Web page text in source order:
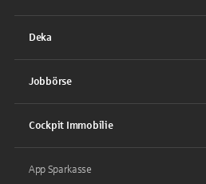
Deka
Jobbörse
Cockpit Immobilie
App Sparkasse